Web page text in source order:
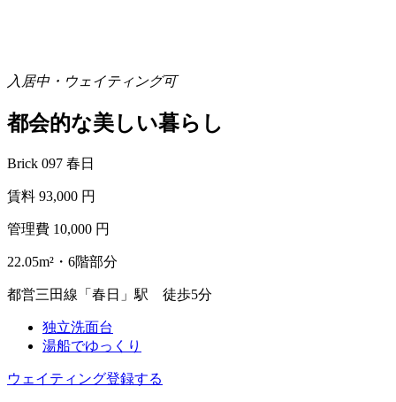
入居中・ウェイティング可
都会的な美しい暮らし
Brick 097 春日
賃料 93,000 円
管理費 10,000 円
22.05m²・6階部分
都営三田線「春日」駅 徒歩5分
独立洗面台
湯船でゆっくり
ウェイティング登録する